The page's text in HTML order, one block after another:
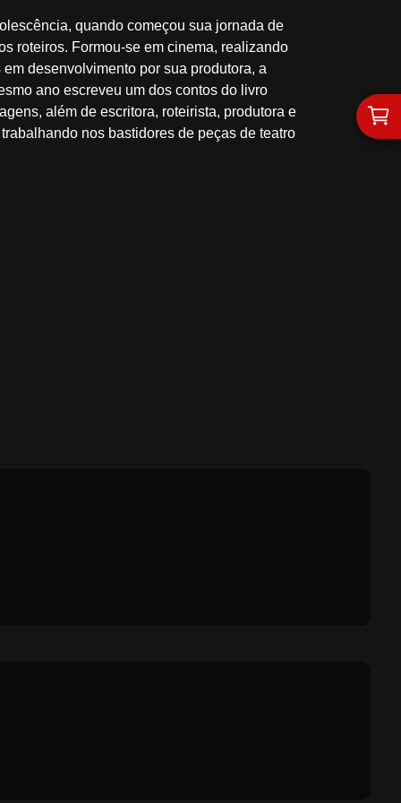
quando começou sua jornada de
roteiros. Formou-se em cinema, realizando
desenvolvimento por sua produtora, a
ano escreveu um dos contos do livro
além de escritora, roteirista, produtora e
nos bastidores de peças de teatro